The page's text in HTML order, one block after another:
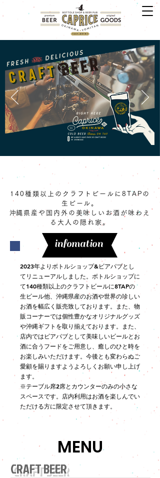
140種類以上のクラフトビールに8TAPの
生ビール 。
​沖縄県産や国内外の美味しいお酒が味わえ
る大人の隠れ家。
2023年よりボトルショップ&ビアパブとし
てリニューアルしました。ボトルショップに
て140種類以上のクラフトビールに8TAPの
生ビール他、沖縄県産のお酒や世界の珍しい
お酒を幅広く販売致しております。また、物
販コーナーでは個性豊かなオリジナルグッズ
や沖縄ギフトを取り揃えております。また、
店内ではビアパブとして美味しいビールとお
酒に合うフードをご用意し、癒しのひと時を
お楽しみいただけます。今後とも変わらぬご
愛顧を賜りますようよろしくお願い申し上げ
ます。
​※テーブル席2席とカウンターのみの小さな
スペースです。店内利用はお酒を楽しんでい
ただける方に限定させて頂きます。
infomation
MENU
CRAFT BEER